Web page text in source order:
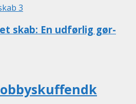
skab: En udførlig gør-